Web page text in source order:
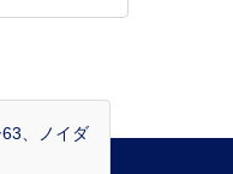
、ノイダ